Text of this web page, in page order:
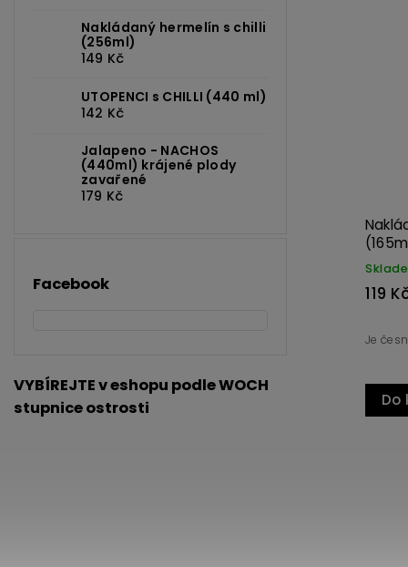
Nakládaný hermelín s chilli
(256ml)
149 Kč
UTOPENCI s CHILLI (440 ml)
142 Kč
Jalapeno - NACHOS
(440ml) krájené plody
zavařené
179 Kč
Facebook
VYBÍREJTE v eshopu podle WOCH
stupnice ostrosti
Kč
Do košíku
Lečo s chilli
Bez masa, zato s